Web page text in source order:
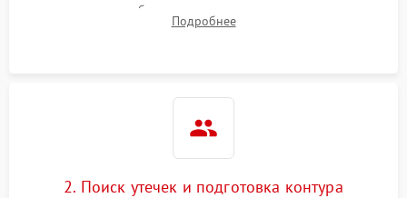
сопротивления обмоток мотора, проверка термостата и
считывание кодов ошибок с электронного дисплея.
Подробнее
2. Поиск утечек и подготовка контура